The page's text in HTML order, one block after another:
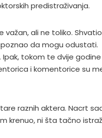
predistraživanja.
ali ne toliko.
da mogu odustati.
tokom te dvije godine
i komentorice su
raznih aktera. Nacrt
krenuo, ni šta tačno